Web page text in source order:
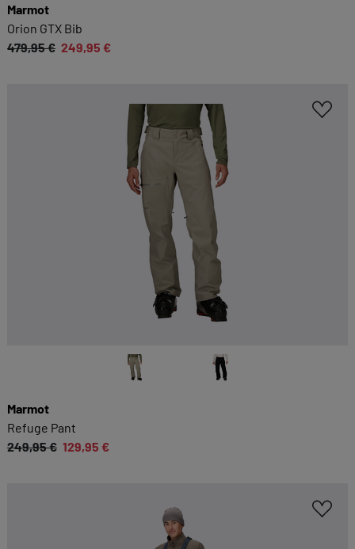
Wir möchten die Bedienung dieses Shops für
Sie möglichst komfortabel gestalten.
Inhalte von externen Dienstleistern wie Google,
Social-Media-Plattformen etc.
Cookie-Informationen anzeigen
Datenschutzerklärung
Marmot
Orion GTX Bib
479,95 € 249,95 €
Marmot
Refuge Pant
249,95 € 129,95 €